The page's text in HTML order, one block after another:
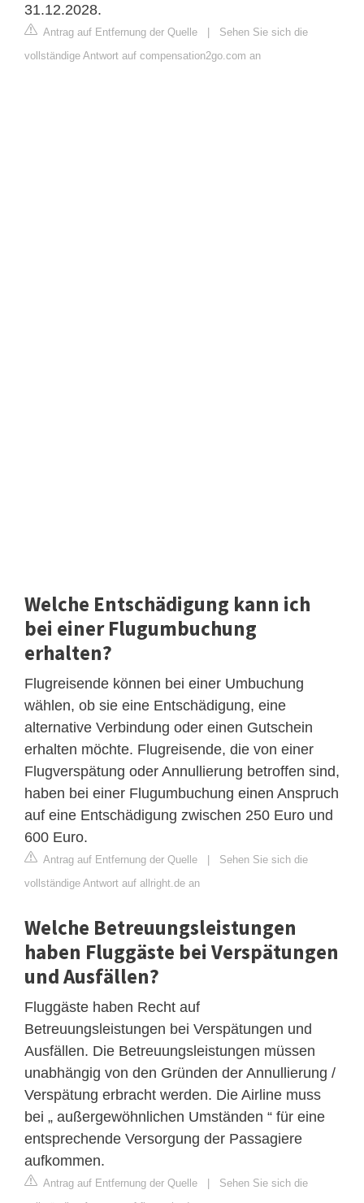
31.12.2028.
Antrag auf Entfernung der Quelle | Sehen Sie sich die
vollständige Antwort auf compensation2go.com an
Welche Entschädigung kann ich
bei einer Flugumbuchung
erhalten?
Flugreisende können bei einer Umbuchung
wählen, ob sie eine Entschädigung, eine
alternative Verbindung oder einen Gutschein
erhalten möchte. Flugreisende, die von einer
Flugverspätung oder Annullierung betroffen sind,
haben bei einer Flugumbuchung einen Anspruch
auf eine Entschädigung zwischen 250 Euro und
600 Euro.
Antrag auf Entfernung der Quelle | Sehen Sie sich die
vollständige Antwort auf allright.de an
Welche Betreuungsleistungen
haben Fluggäste bei Verspätungen
und Ausfällen?
Fluggäste haben Recht auf
Betreuungsleistungen bei Verspätungen und
Ausfällen. Die Betreuungsleistungen müssen
unabhängig von den Gründen der Annullierung /
Verspätung erbracht werden. Die Airline muss
bei „ außergewöhnlichen Umständen “ für eine
entsprechende Versorgung der Passagiere
aufkommen.
Antrag auf Entfernung der Quelle | Sehen Sie sich die